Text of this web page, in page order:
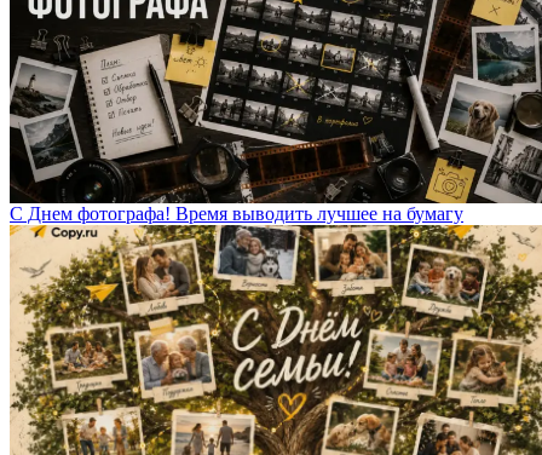
С Днем фотографа! Время выводить лучшее на бумагу